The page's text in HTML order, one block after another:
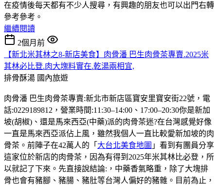
在疫情後每天都有不少人搜尋，有興趣的朋友也可以出門右轉
參考參考。
繼續閱讀
2個月前
【新北米其林之8-新店美食】肉骨潘 巴生肉骨茶專賣.2025米
其林必比登.肉大塊料實在.乾湯兩相宜,
排骨酥湯 國內旅遊
肉骨潘 巴生肉骨茶專賣:新北市新店區寶安里寶安街22號，電
話:0229189812，營業時間:11:30–14:00、17:00–20:30你是新加
坡(胡椒)、還是馬來西亞(中藥)派的肉骨茶迷?在台灣感覺好像
一直是馬來西亞派佔上風，雖然我個人一直比較愛新加坡的肉
骨茶。前陣子在42萬人的「 大台北美食地圖 」看到有團員分享
這家位於新店的肉骨茶，因為有得到2025年米其林比必登，所
以就記了下來。先直接說結論:，中藥香氣略重，除了大塊排
骨也會有豬腳、豬腸、豬肚等台灣人偏好的豬雜。目前為止，